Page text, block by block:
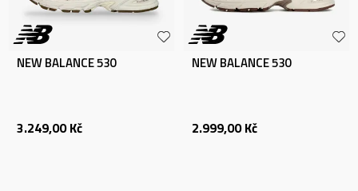
NEW BALANCE 530
3.249,00 Kč
NEW BALANCE 530
2.999,00 Kč